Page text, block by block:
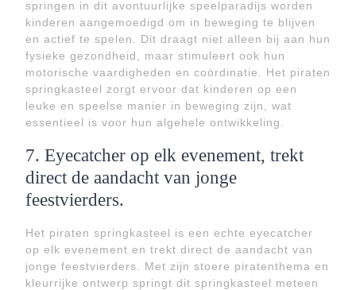
springen in dit avontuurlijke speelparadijs worden
kinderen aangemoedigd om in beweging te blijven
en actief te spelen. Dit draagt niet alleen bij aan hun
fysieke gezondheid, maar stimuleert ook hun
motorische vaardigheden en coördinatie. Het piraten
springkasteel zorgt ervoor dat kinderen op een
leuke en speelse manier in beweging zijn, wat
essentieel is voor hun algehele ontwikkeling.
7. Eyecatcher op elk evenement, trekt
direct de aandacht van jonge
feestvierders.
Het piraten springkasteel is een echte eyecatcher
op elk evenement en trekt direct de aandacht van
jonge feestvierders. Met zijn stoere piratenthema en
kleurrijke ontwerp springt dit springkasteel meteen